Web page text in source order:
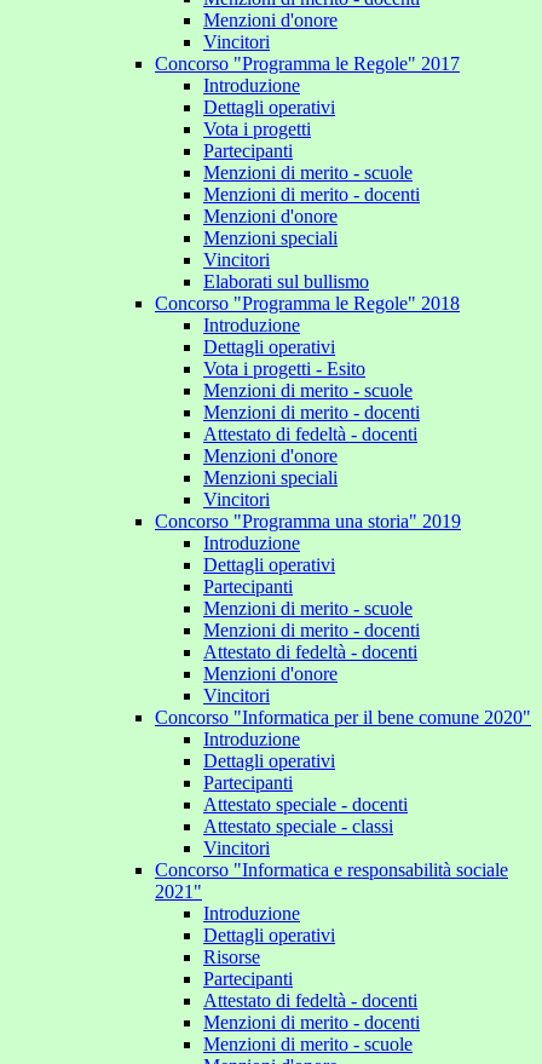
Menzioni d'onore
Vincitori
Concorso "Programma le Regole" 2017
Introduzione
Dettagli operativi
Vota i progetti
Partecipanti
Menzioni di merito - scuole
Menzioni di merito - docenti
Menzioni d'onore
Menzioni speciali
Vincitori
Elaborati sul bullismo
Concorso "Programma le Regole" 2018
Introduzione
Dettagli operativi
Vota i progetti - Esito
Menzioni di merito - scuole
Menzioni di merito - docenti
Attestato di fedeltà - docenti
Menzioni d'onore
Menzioni speciali
Vincitori
Concorso "Programma una storia" 2019
Introduzione
Dettagli operativi
Partecipanti
Menzioni di merito - scuole
Menzioni di merito - docenti
Attestato di fedeltà - docenti
Menzioni d'onore
Vincitori
Concorso "Informatica per il bene comune 2020"
Introduzione
Dettagli operativi
Partecipanti
Attestato speciale - docenti
Attestato speciale - classi
Vincitori
Concorso "Informatica e responsabilità sociale
2021"
Introduzione
Dettagli operativi
Risorse
Partecipanti
Attestato di fedeltà - docenti
Menzioni di merito - docenti
Menzioni di merito - scuole